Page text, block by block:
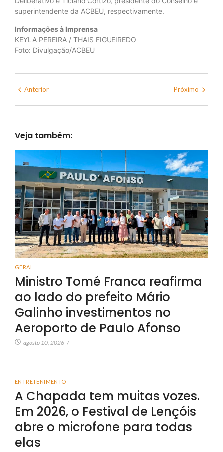
superintendente da ACBEU, respectivamente.
Informações à Imprensa
KEYLA PEREIRA / THAIS FIGUEIREDO
Foto: Divulgação/ACBEU
Anterior Próximo
Veja também:
GERAL
Ministro Tomé Franca reafirma
ao lado do prefeito Mário
Galinho investimentos no
Aeroporto de Paulo Afonso
agosto 10, 2026 /
ENTRETENIMENTO
A Chapada tem muitas vozes.
Em 2026, o Festival de Lençóis
abre o microfone para todas
elas